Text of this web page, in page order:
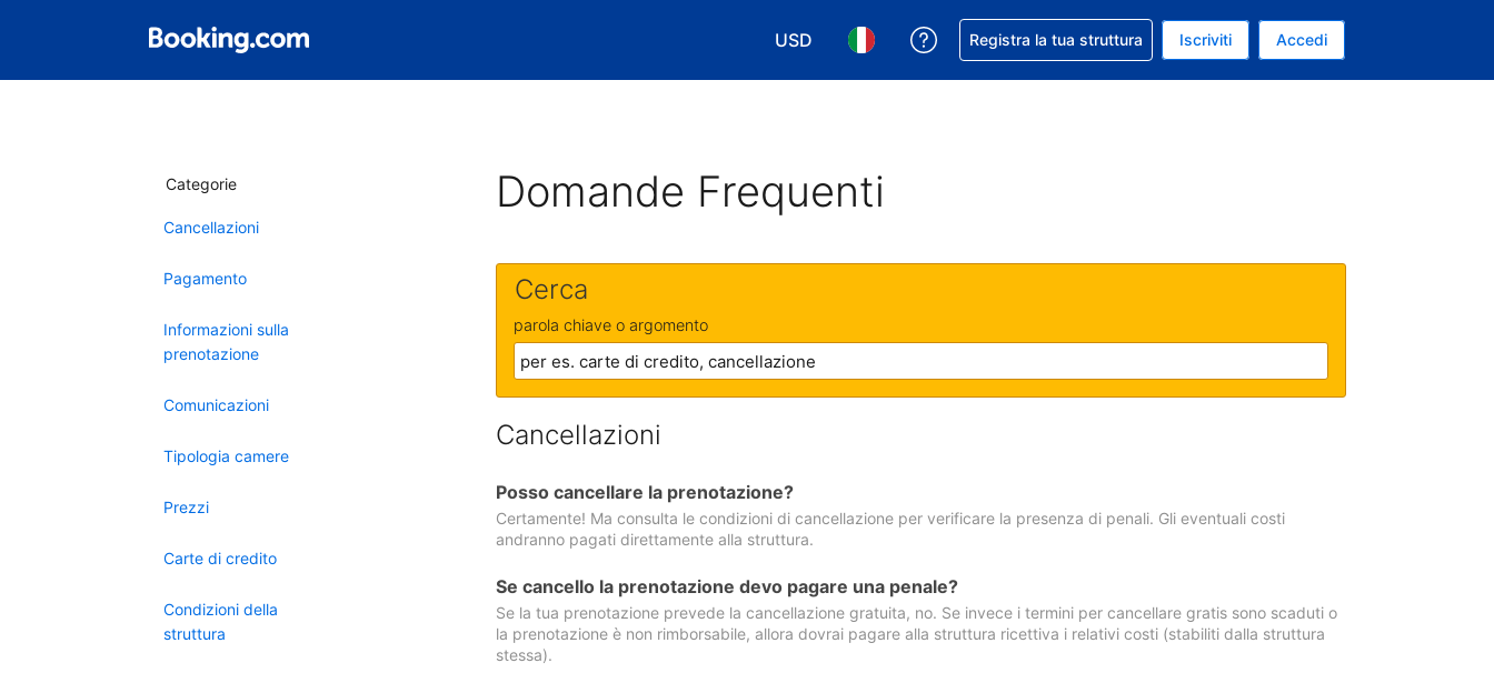
USD
Scegli la tua valuta. Valuta attuale: Dollaro statunitense
Scegli la tua lingua. Lingua attuale: Italiano
Ricevi aiuto con la prenotazione
Registra la tua struttura Iscriviti Accedi
Categorie
Cancellazioni
Pagamento
Informazioni sulla
prenotazione
Comunicazioni
Tipologia camere
Prezzi
Carte di credito
Condizioni della
struttura
Domande Frequenti
Cerca
parola chiave o argomento
Cancellazioni
Posso cancellare la prenotazione?
Certamente! Ma consulta le condizioni di cancellazione per verificare la presenza di penali. Gli eventuali costi
andranno pagati direttamente alla struttura.
Se cancello la prenotazione devo pagare una penale?
Se la tua prenotazione prevede la cancellazione gratuita, no. Se invece i termini per cancellare gratis sono scaduti o
la prenotazione è non rimborsabile, allora dovrai pagare alla struttura ricettiva i relativi costi (stabiliti dalla struttura
stessa).